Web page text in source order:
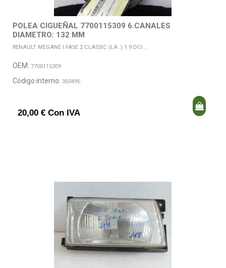
POLEA CIGUEÑAL 7700115309 6.CANALES
DIAMETRO: 132 MM
RENAULT MEGANE I FASE 2 CLASSIC (LA..) 1.9 DCI...
OEM: 7700115309
Código interno: 350495
20,00 € Con IVA